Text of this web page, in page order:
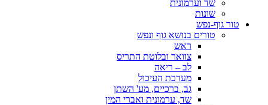
שד וערמונית
שונות
טור גוף-נפש
טורים בנושא גוף ונפש
ראש
צוואר ובלוטת התריס
לב – ריאה
מערכת העיכול
גב, ברכיים, מע' השתן
שד, ערמונית ואברי המין